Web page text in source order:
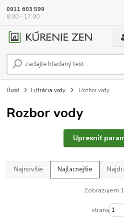
0911 603 599
8:00 - 17:00
Úvod Filtrácia vody Rozbor vody
Rozbor vody
Upresniť
Najnovšie Najlacnejšie
Zobrazujem
strana